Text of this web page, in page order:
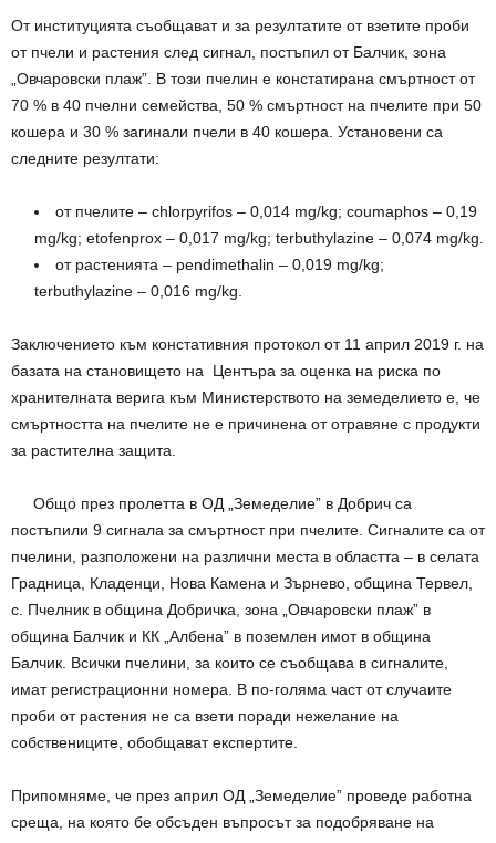
От институцията съобщават и за резултатите от взетите проби
от пчели и растения след сигнал, постъпил от Балчик, зона
„Овчаровски плаж”. В този пчелин е констатирана смъртност от
70 % в 40 пчелни семейства, 50 % смъртност на пчелите при 50
кошера и 30 % загинали пчели в 40 кошера. Установени са
следните резултати:
от пчелите – chlorpyrifos – 0,014 mg/kg; coumaphos – 0,19
mg/kg; etofenprox – 0,017 mg/kg; terbuthylazine – 0,074 mg/kg.
от растенията – pendimethalin – 0,019 mg/kg;
terbuthylazine – 0,016 mg/kg.
Заключението към констативния протокол от 11 април 2019 г. на
базата на становището на Центъра за оценка на риска по
хранителната верига към Министерството на земеделието е, че
смъртността на пчелите не е причинена от отравяне с продукти
за растителна защита.
Общо през пролетта в ОД „Земеделие” в Добрич са
постъпили 9 сигнала за смъртност при пчелите. Сигналите са от
пчелини, разположени на различни места в областта – в селата
Градница, Кладенци, Нова Камена и Зърнево, община Тервел,
с. Пчелник в община Добричка, зона „Овчаровски плаж” в
община Балчик и КК „Албена” в поземлен имот в община
Балчик. Всички пчелини, за които се съобщава в сигналите,
имат регистрационни номера. В по-голяма част от случаите
проби от растения не са взети поради нежелание на
собствениците, обобщават експертите.
Припомняме, че през април ОД „Земеделие” проведе работна
среща, на която бе обсъден въпросът за подобряване на